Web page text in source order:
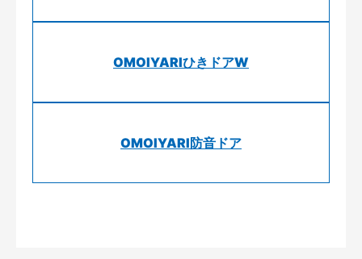
OMOIYARIひきドアW
OMOIYARI防音ドア